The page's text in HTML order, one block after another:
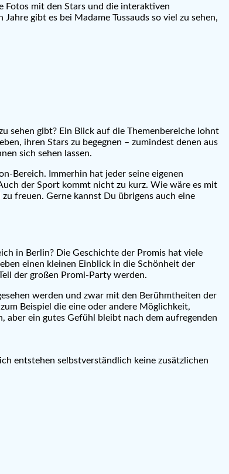
Fotos mit den Stars und die interaktiven
gibt es bei Madame Tussauds so viel zu sehen,
sehen gibt? Ein Blick auf die Themenbereiche lohnt
ihren Stars zu begegnen – zumindest denen aus
sich sehen lassen.
Bereich. Immerhin hat jeder seine eigenen
der Sport kommt nicht zu kurz. Wie wäre es mit
freuen. Gerne kannst Du übrigens auch eine
in Berlin? Die Geschichte der Promis hat viele
einen kleinen Einblick in die Schönheit der
der großen Promi-Party werden.
werden und zwar mit den Berühmtheiten der
Beispiel die eine oder andere Möglichkeit,
aber ein gutes Gefühl bleibt nach dem aufregenden
entstehen selbstverständlich keine zusätzlichen